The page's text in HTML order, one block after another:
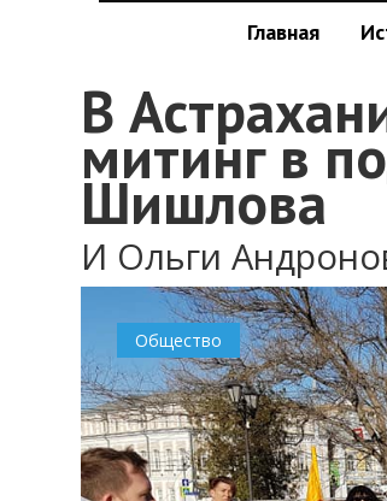
Главная
В
митинг в
Шишлова
И Ольги
Общество